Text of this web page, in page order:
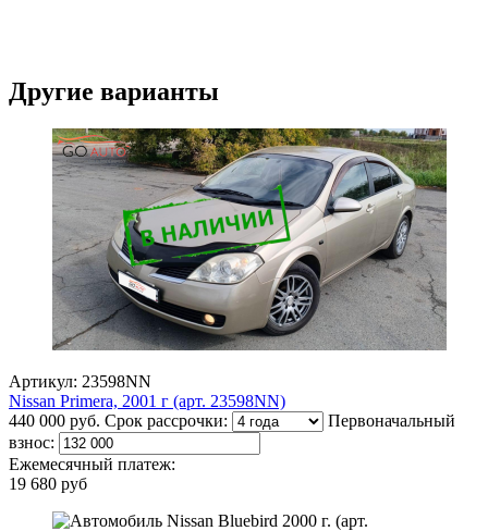
Другие варианты
Артикул: 23598NN
Nissan Primera, 2001 г (арт. 23598NN)
440 000 руб. Срок рассрочки:
Первоначальный
взнос:
Ежемесячный платеж:
19 680 руб